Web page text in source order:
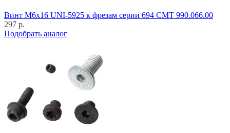
Винт M6x16 UNI-5925 к фрезам серии 694 CMT 990.066.00
297 р.
Подобрать аналог